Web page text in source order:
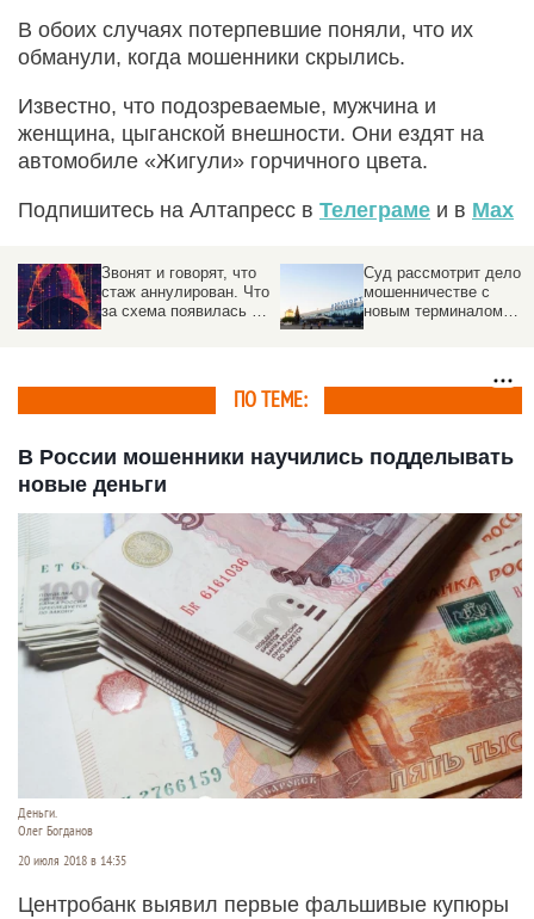
В обоих случаях потерпевшие поняли, что их
обманули, когда мошенники скрылись.
Известно, что подозреваемые, мужчина и
женщина, цыганской внешности. Они ездят на
автомобиле «Жигули» горчичного цвета.
Подпишитесь на Алтапресс в Телеграме и в Max
Звонят и говорят, что
стаж аннулирован. Что
за схема появилась в
Суд рассмотрит дело о
мошенничестве с
новым терминалом
ПО ТЕМЕ:
В России мошенники научились подделывать
новые деньги
Деньги.
Олег Богданов
20 июля 2018 в 14:35
Центробанк выявил первые фальшивые купюры